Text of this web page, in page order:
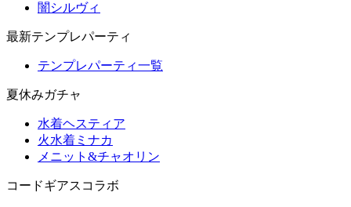
闇シルヴィ
最新テンプレパーティ
テンプレパーティ一覧
夏休みガチャ
水着ヘスティア
火水着ミナカ
メニット&チャオリン
コードギアスコラボ